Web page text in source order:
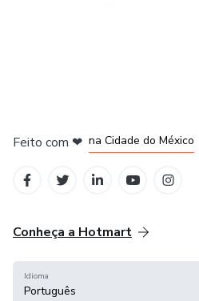
Feito com ❤ na Cidade do México
Conheça a Hotmart
Idioma
Português